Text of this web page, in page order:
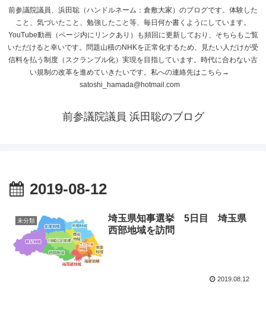
前参議院議員、浜田聡（ハンドルネーム：倉敷大家）のブログです。体験した
こと、気づいたこと、勉強したこと等、毎日何か書くようにしています。
YouTube動画（ページ内にリンクあり）も頻回に更新しており、そちらもご覧
いただけると幸いです。問題山積のNHKを正常化するため、見たい人だけが受
信料を払う制度（スクランブル化）実現を目指しています。時代に合わない古
い規制の改革を進めていきたいです。私への連絡先はこちら→
satoshi_hamada@hotmail.com
前参議院議員 浜田聡のブログ
2019-08-12
未分類
埼玉県知事選挙 5日目 埼玉県
西部地域を訪問
2019.08.12